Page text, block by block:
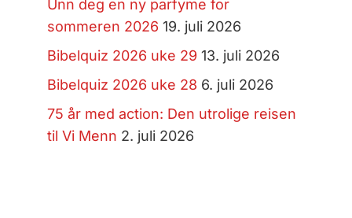
Unn deg en ny parfyme for
sommeren 2026 19. juli 2026
Bibelquiz 2026 uke 29 13. juli 2026
Bibelquiz 2026 uke 28 6. juli 2026
75 år med action: Den utrolige reisen
til Vi Menn 2. juli 2026